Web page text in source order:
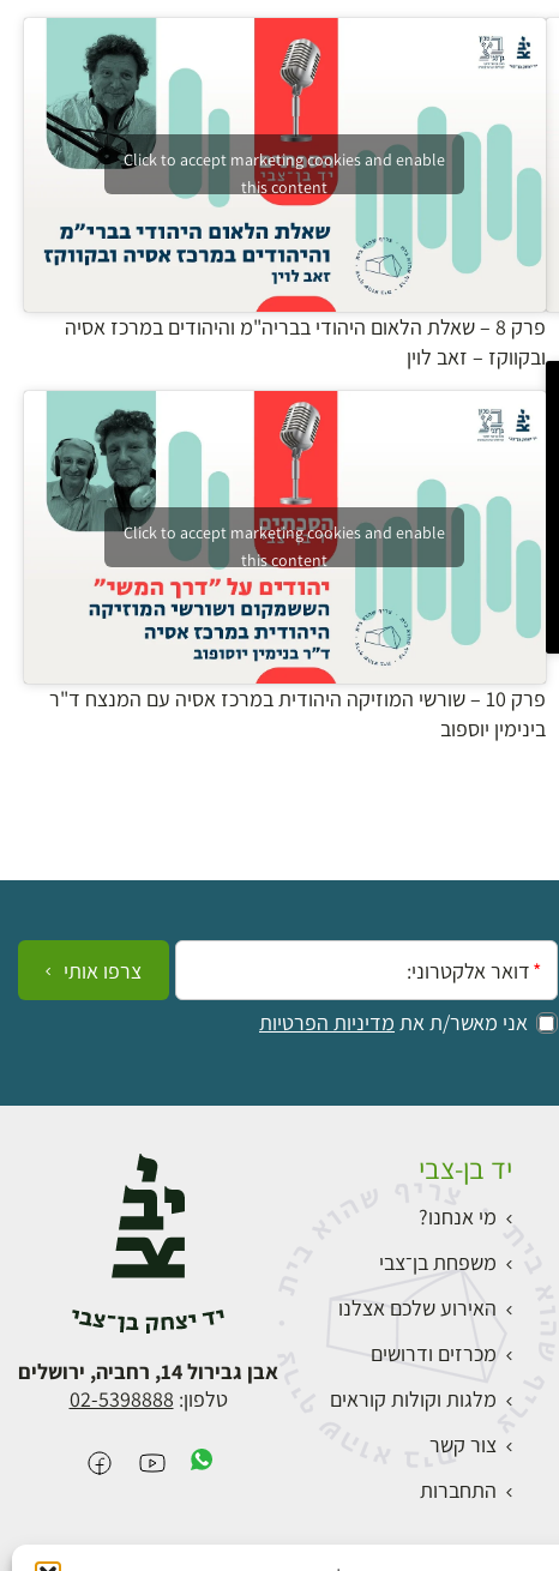
Click to accept marketing cookies and enable
this content
פרק 8 – שאלת הלאום היהודי בבריה"מ והיהודים במרכז אסיה
ובקווקז – זאב לוין
Click to accept marketing cookies and enable
this content
פרק 10 – שורשי המוזיקה היהודית במרכז אסיה עם המנצח ד"ר
בינימין יוספוב
אימייל:
אני מאשר/ת את מדיניות הפרטיות
צרפו אותי
יד בן-צבי
מי אנחנו?
משפחת בן־צבי
האירוע שלכם אצלנו
מכרזים ודרושים
מלגות וקולות קוראים
צור קשר
התחברות
אבן גבירול 14, רחביה, ירושלים
טלפון: 02-5398888